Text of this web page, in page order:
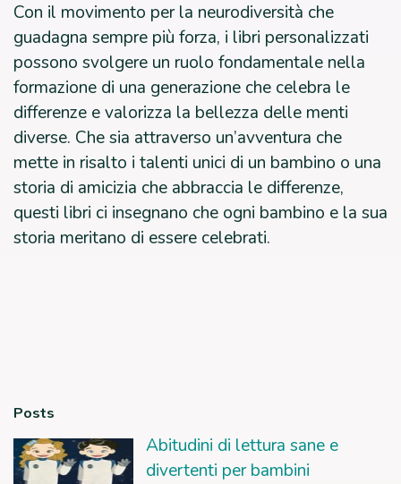
Con il movimento per la neurodiversità che
guadagna sempre più forza, i libri personalizzati
possono svolgere un ruolo fondamentale nella
formazione di una generazione che celebra le
differenze e valorizza la bellezza delle menti
diverse. Che sia attraverso un’avventura che
mette in risalto i talenti unici di un bambino o una
storia di amicizia che abbraccia le differenze,
questi libri ci insegnano che ogni bambino e la sua
storia meritano di essere celebrati.
Posts
Abitudini di lettura sane e
divertenti per bambini